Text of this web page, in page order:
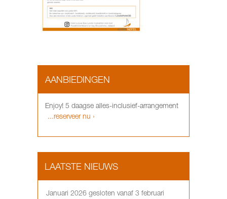
AANBIEDINGEN
Enjoy! 5 daagse alles-inclusief-arrangement
...reserveer nu ›
LAATSTE NIEUWS
Januari 2026 gesloten vanaf 3 februari